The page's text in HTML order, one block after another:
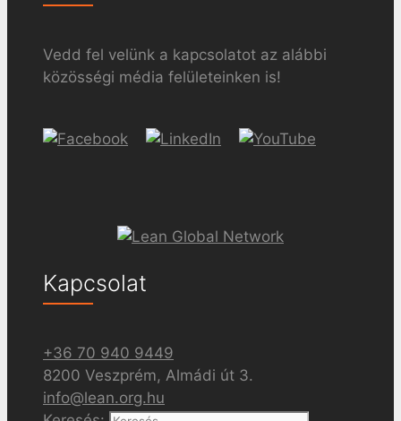
Vedd fel velünk a kapcsolatot az alábbi
közösségi média felületeinken is!
Kapcsolat
+36 70 940 9449
8200 Veszprém, Almádi út 3.
info@lean.org.hu